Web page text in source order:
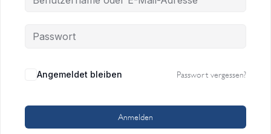
Angemeldet bleiben Passwort vergessen?
Anmelden